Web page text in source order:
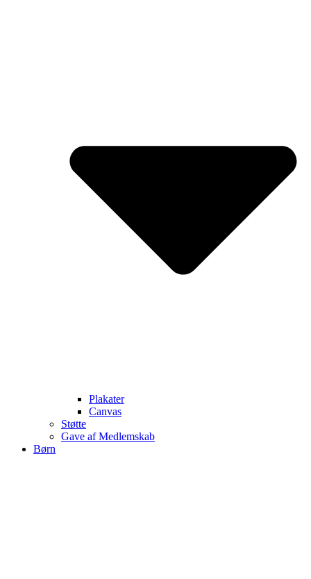
Plakater
Canvas
Støtte
Gave af Medlemskab
Børn